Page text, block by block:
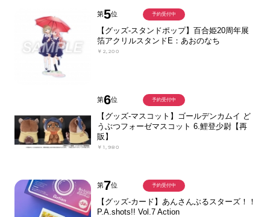
第5位
【グッズ-スタンドポップ】百合姫20周年展
箔アクリルスタンドE：あおのなち
￥2,200
予約受付中
第6位
【グッズ-マスコット】ゴールデンカムイ ど
うぶつフォーゼマスコット 6.鯉登少尉【再
販】
￥1,980
予約受付中
第7位
【グッズ-カード】あんさんぶるスターズ！！
P.A.shots!! Vol.7 Action
予約受付中